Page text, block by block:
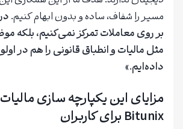
مسیر را شفاف، ساده و بدون ابهام کنیم.
بر روی معاملات تمرکز نمی‌کنیم، بلکه
مثل مالیات و انطباق قانونی را هم در
داده‌ایم.»
مزایای این یکپارچه‌ سازی
Bitunix برای کاربران